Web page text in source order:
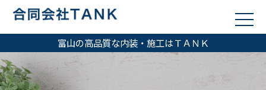
富山の高品質な内装・施工はＴＡＮＫ